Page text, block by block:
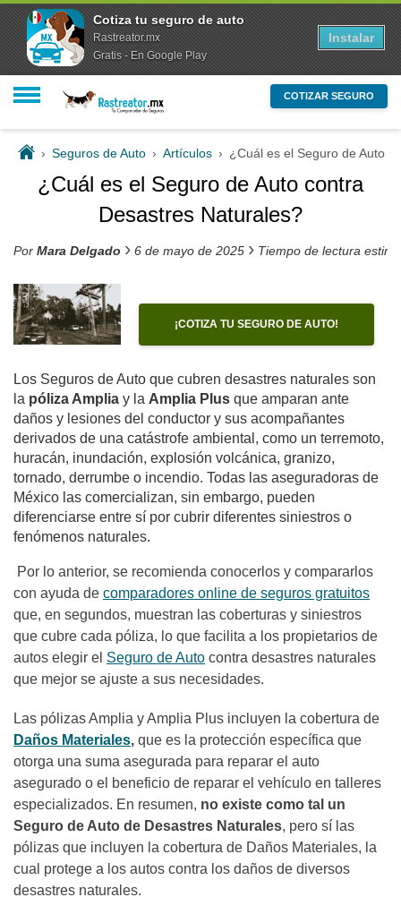
COTIZAR SEGURO
› Seguros de Auto › Artículos › ¿Cuál es el Seguro de Auto
¿Cuál es el Seguro de Auto contra
Desastres Naturales?
Por Mara Delgado › 6 de mayo de 2025 › Tiempo de lectura
¡COTIZA TU SEGURO DE AUTO!
Los Seguros de Auto que cubren desastres naturales son
la póliza Amplia y la Amplia Plus que amparan ante
daños y lesiones del conductor y sus acompañantes
derivados de una catástrofe ambiental, como un terremoto,
huracán, inundación, explosión volcánica, granizo,
tornado, derrumbe o incendio. Todas las aseguradoras de
México las comercializan, sin embargo, pueden
diferenciarse entre sí por cubrir diferentes siniestros o
fenómenos naturales.
Por lo anterior, se recomienda conocerlos y compararlos
con ayuda de comparadores online de seguros gratuitos
que, en segundos, muestran las coberturas y siniestros
que cubre cada póliza, lo que facilita a los propietarios de
autos elegir el Seguro de Auto contra desastres naturales
que mejor se ajuste a sus necesidades.
Las pólizas Amplia y Amplia Plus incluyen la cobertura de
Daños Materiales, que es la protección específica que
otorga una suma asegurada para reparar el auto
asegurado o el beneficio de reparar el vehículo en talleres
especializados. En resumen, no existe como tal un
Seguro de Auto de Desastres Naturales, pero sí las
pólizas que incluyen la cobertura de Daños Materiales, la
cual protege a los autos contra los daños de diversos
desastres naturales.
Cotiza tu seguro de auto
Rastreator.mx
Gratis - En Google Play
Instalar